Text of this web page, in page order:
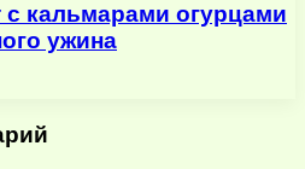
с кальмарами огурцами
ужина